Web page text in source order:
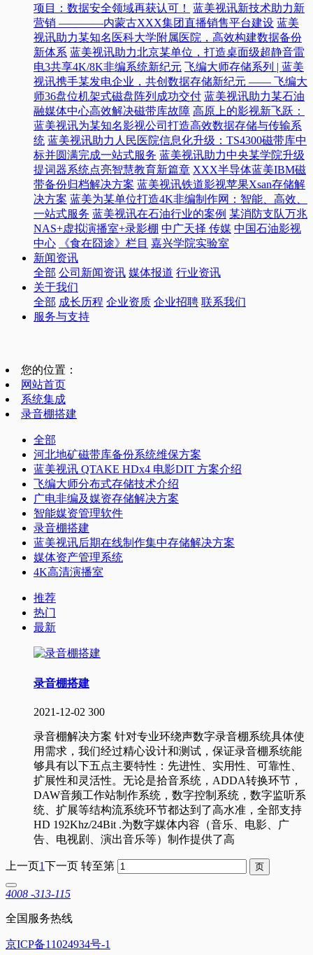
项目：数据安全领域再获认可！
蓝美视讯新技术助力新
营销 ————内蒙古XXX集团直播销售平台建设 蓝美
视讯助力某知名医科大学附属医院，高效构建数据备份
新体系 蓝美视讯助力北京某单位，打造桌面级超静音雷
电3共享4K/8K非编系统新纪元 飞编大师存储系列 | 蓝美
视讯携手某发电企业，共创数据存储新纪元 —— 飞编大
师36盘位机架式磁盘阵列成功交付 蓝美视讯助力某石油
融媒体中心高效解决磁带库故障 高原上的影视新飞跃：
蓝美视讯为某知名影视公司打造高效数据存储与传输系
统 蓝美视讯助力人民医院信息化升级：TS4300磁带库中
标并圆满完成一站式服务 蓝美视讯助力中央某学院升级
提词器系统点亮智慧教育新篇章 XXX半导体蓝美IBM磁
带备份归档解决方案 蓝美视讯铁道影视苹果Xsan存储解
决方案 蓝美为某单位打造4K非编制作网：智能、高效、
一站式服务 蓝美视讯在石油行业的案例 某消防支队万兆
NAS+虚拟演播室+录影棚 中广天择 传媒 中国石油影视
中心
《食在囧途》栏目 嘉兴学院实验室
新闻资讯
全部 公司新闻资讯 媒体报道 行业资讯
关于我们
全部 成长历程 企业资质 企业招聘 联系我们
服务与支持
您的位置：
网站首页
系统集成
录音棚搭建
全部
河北地矿磁带库备份系统维保方案
蓝美视讯 QTAKE HDx4 电影DIT 方案介绍
飞编大师分布式存储技术介绍
广电非编及媒资存储解决方案
智能媒资管理软件
录音棚搭建
蓝美视讯后期在线制作集中存储解决方案
媒体资产管理系统
4K高清演播室
推荐
热门
最新
录音棚搭建
2021-12-02 300
录音棚解决方案 针对专业环绕声数字录音棚系统具体使
用需求，我们经过精心设计和测试，保证录音棚系统能
够具有以下五点主要特性：先进性、实用性、可靠性、
扩展性和灵活性。无论是拾音系统，ADDA转换环节，
DAW音频工作站制作系统，数字控制系统，数字监听系
统、扩展等结构流系统环节都达到了高水准，全部支持
HD 192Khz/24Bit .为数字媒体内容（音乐、电影、广
告、电视剧、演出音乐等）制作提供了高
上一页1下一页 转至第
4008 -313-115
全国服务热线
京ICP备11024934号-1